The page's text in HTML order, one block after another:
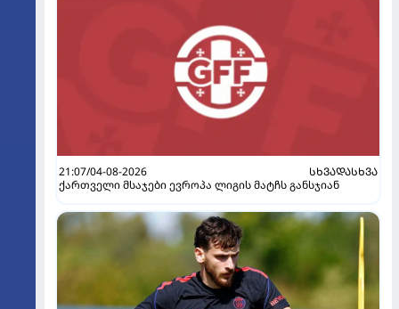
21:07/04-08-2026
ᲡᲮᲕᲐᲓᲐᲡᲮᲕᲐ
ქართველი მსაჯები ევროპა ლიგის მატჩს განსჯიან